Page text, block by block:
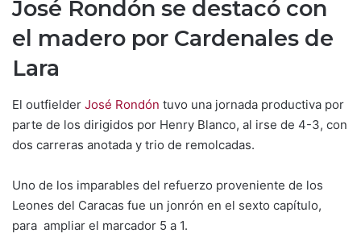
José Rondón se destacó con
el madero por Cardenales de
Lara
El outfielder José Rondón tuvo una jornada productiva por
parte de los dirigidos por Henry Blanco, al irse de 4-3, con
dos carreras anotada y trio de remolcadas.
Uno de los imparables del refuerzo proveniente de los
Leones del Caracas fue un jonrón en el sexto capítulo,
para ampliar el marcador 5 a 1.